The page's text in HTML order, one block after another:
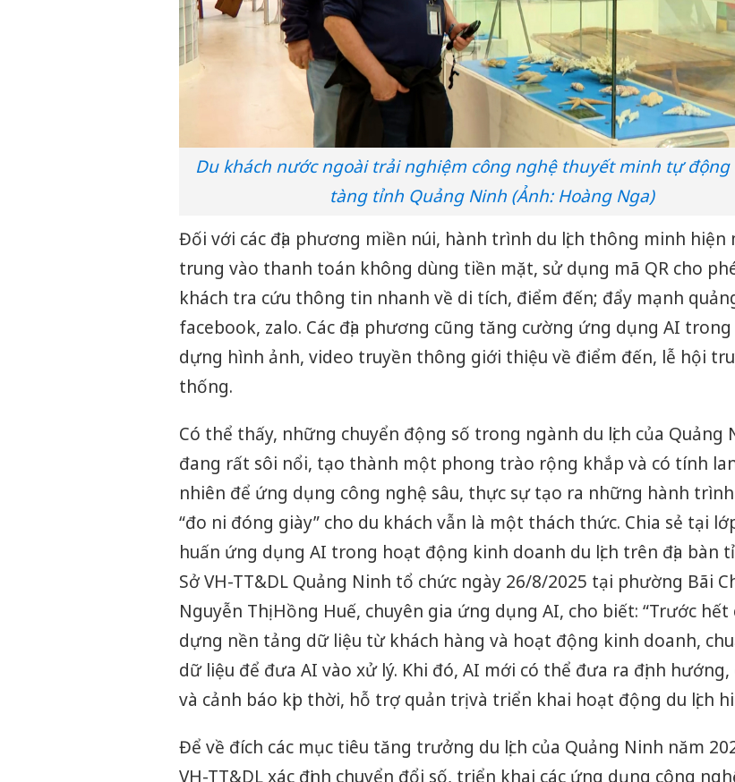
Du khách nước ngoài trải nghiệm công nghệ thuyết minh tự động
tàng tỉnh Quảng Ninh (Ảnh: Hoàng Nga)
Đối với các địa phương miền núi, hành trình du lịch thông minh hiện
trung vào thanh toán không dùng tiền mặt, sử dụng mã QR cho
khách tra cứu thông tin nhanh về di tích, điểm đến; đẩy mạnh
facebook, zalo. Các địa phương cũng tăng cường ứng dụng AI trong
dựng hình ảnh, video truyền thông giới thiệu về điểm đến, lễ hội
thống.
Có thể thấy, những chuyển động số trong ngành du lịch của Quảng
đang rất sôi nổi, tạo thành một phong trào rộng khắp và có tính
nhiên để ứng dụng công nghệ sâu, thực sự tạo ra những hành
“đo ni đóng giày” cho du khách vẫn là một thách thức. Chia sẻ tại
huấn ứng dụng AI trong hoạt động kinh doanh du lịch trên địa bàn
Sở VH-TT&DL Quảng Ninh tổ chức ngày 26/8/2025 tại phường Bãi
Nguyễn Thị Hồng Huế, chuyên gia ứng dụng AI, cho biết: “Trước hết
dựng nền tảng dữ liệu từ khách hàng và hoạt động kinh doanh,
dữ liệu để đưa AI vào xử lý. Khi đó, AI mới có thể đưa ra định
và cảnh báo kịp thời, hỗ trợ quản trị và triển khai hoạt động du lịch
Để về đích các mục tiêu tăng trưởng du lịch của Quảng Ninh năm
VH-TT&DL xác định chuyển đổi số, triển khai các ứng dụng công
Thanh Hóa: Tìm bị
hại trong vụ án buôn
bán bình sữa
Moyuum giả
An Giang: Đối tượng
chủ mưu đường dây
bán hàng giả tại Phú
Quốc ra đầu thú